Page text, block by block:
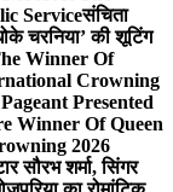
Serviceसंचिता
चरनिया’ की शूटिंग
Winner Of
Crowning
Presented
Winner Of Queen
2026
सौरभ शर्मा, सिंगर